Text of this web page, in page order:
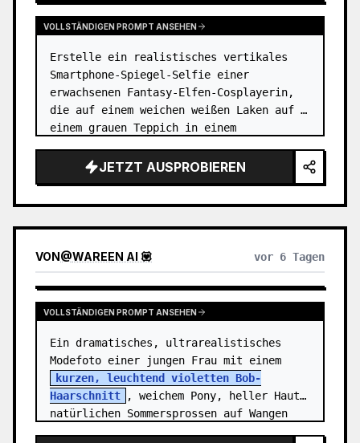
VOLLSTÄNDIGEN PROMPT ANSEHEN
Erstelle ein realistisches vertikales
Smartphone-Spiegel-Selfie einer
erwachsenen Fantasy-Elfen-Cosplayerin,
die auf einem weichen weißen Laken auf
einem grauen Teppich in einem
Motiv ist {argument name="character
name"…
JETZT AUSPROBIEREN
VON@WAREEN AI 💟 vor 6 Tagen
VOLLSTÄNDIGEN PROMPT ANSEHEN
Ein dramatisches, ultrarealistisches
kurzen, leuchtend violetten Bob-
Haarschnitt
, weichem Pony, heller Haut,
natürlichen Sommersprossen auf Wangen